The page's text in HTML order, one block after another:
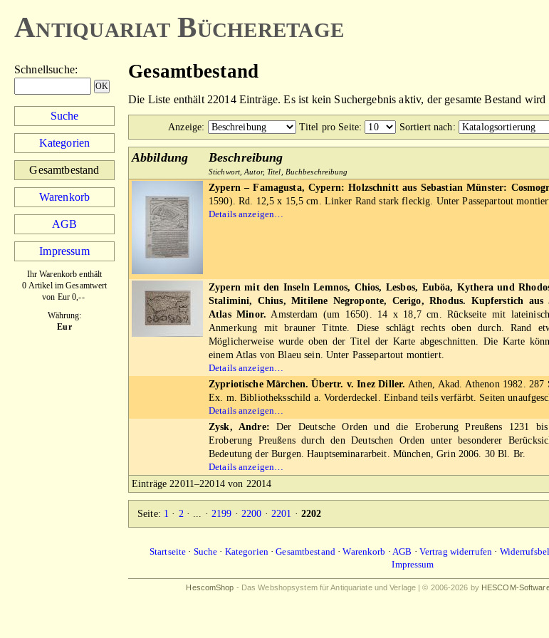
Antiquariat Bücheretage
Schnellsuche:
Suche
Kategorien
Gesamtbestand
Warenkorb
AGB
Impressum
Ihr Warenkorb enthält
0 Artikel im Gesamtwert
von Eur 0,--
Währung:
Eur
Gesamtbestand
Die Liste enthält 22014 Einträge. Es ist kein Suchergebnis aktiv, der gesamte Bestand wird
Anzeige: Titel pro Seite: Sortiert nach:
Abbildung Beschreibung
Stichwort, Autor, Titel, Buchbeschreibung
Zypern – Famagusta, Cypern: Holzschnitt aus Sebastian Münster:
1590). Rd. 12,5 x 15,5 cm. Linker Rand stark fleckig. Unter Passepartout
Details anzeigen…
Zypern mit den Inseln Lemnos, Chios, Lesbos, Euböa, Kythera und
Stalimini, Chius, Mitilene Negroponte, Cerigo, Rhodus. Kupferstich aus
Atlas Minor. Amsterdam (um 1650). 14 x 18,7 cm. Rückseite mit
Anmerkung mit brauner Titnte. Diese schlägt rechts oben durch. Rand
Möglicherweise wurde oben der Titel der Karte abgeschnitten. Die Karte
einem Atlas von Blaeu sein. Unter Passepartout montiert.
Details anzeigen…
Zypriotische Märchen. Übertr. v. Inez Diller. Athen, Akad. Athenon 1982.
Ex. m. Bibliotheksschild a. Vorderdeckel. Einband teils verfärbt. Seiten
Details anzeigen…
Zysk, Andre: Der Deutsche Orden und die Eroberung Preußens 1231
Eroberung Preußens durch den Deutschen Orden unter besonderer
Bedeutung der Burgen. Hauptseminararbeit. München, Grin 2006. 30 Bl. Br.
Details anzeigen…
Einträge 22011–22014 von 22014
Seite: 1 · 2· ... · 2199 · 2200 · 2201 · 2202
Startseite · Suche · Kategorien·Gesamtbestand ·Warenkorb · AGB · Vertrag widerrufen ·
Impressum
HescomShop - Das Webshopsystem für Antiquariate und Verlage | © 2006-2026 by HESCOM-